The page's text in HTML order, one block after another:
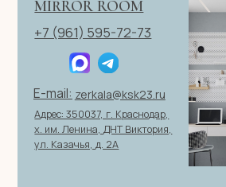
© 2026 ИП Клевцов Е.А.Все права защищены.
Политика конфиденциальности Согласие на обработку
персональных данных Договор оферты
ИНН 560400511178